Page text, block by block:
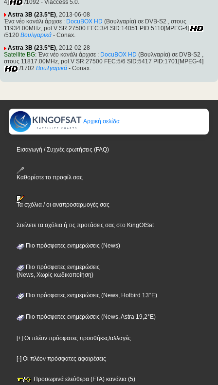
4]
/1092 - Viaccess 5.0.
Astra 3B (23.5°E), 2013-06-08
Ένα νέο κανάλι άρχισε : DocuBOX HD (Βουλγαρία) σε DVB-S2 , στους
11934.00MHz, pol.V SR:27500 FEC:3/4 SID:14051 PID:5110[MPEG-4]
/5120 Βουλγαρικά - Conax.
Astra 3B (23.5°E), 2012-02-28
Satellite BG: Ένα νέο κανάλι άρχισε : DocuBOX HD (Βουλγαρία) σε DVB-S2 ,
στους 11817.00MHz, pol.V SR:27500 FEC:5/6 SID:5417 PID:1701[MPEG-4]
/1702 Βουλγαρικά - Conax.
Αρχική σελίδα
Εισαγωγή / Συχνές ερωτήσεις (FAQ)
Καθορίστε το προφίλ σας
Τα σχόλια / οι αναπροσαρμογές σας
Στείλετε τα σχόλια ή τις προτάσεις σας στο KingOfSat
Πιο πρόσφατες ενημερώσεις (News)
Πιο πρόσφατες ενημερώσεις
(News, Χωρίς κωδικοποίηση)
Πιο πρόσφατες ενημερώσεις (News, Hotbird 13°E)
Πιο πρόσφατες ενημερώσεις (News, Astra 19,2°E)
[+] Οι πλέον πρόσφατες προσθήκες/αλλαγές
[-] Οι πλέον πρόσφατες αφαιρέσεις
Προσωρινά ελεύθερα (FTA) κανάλια (5)